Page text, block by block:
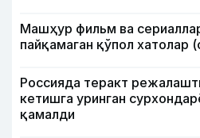
Машҳур фильм ва
пайқамаган қўпол хатолар
Россияда теракт
кетишга уринган
қамалди